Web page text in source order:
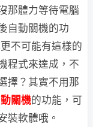
那體力等待電腦
自動關機的功
不可能有這樣的
程式來達成，不
擇？其實不用那
關機的功能，可
裝軟體哦。